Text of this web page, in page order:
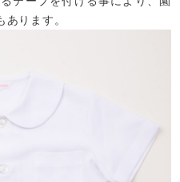
ります。